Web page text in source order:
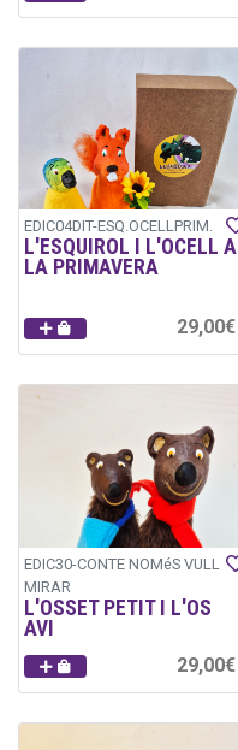
EDIC04DIT-ESQ.OCELLPRIM.
L'ESQUIROL I L'OCELL A
LA PRIMAVERA
29,00€
EDIC30-CONTE NOMéS VULL
MIRAR
L'OSSET PETIT I L'OS
AVI
29,00€